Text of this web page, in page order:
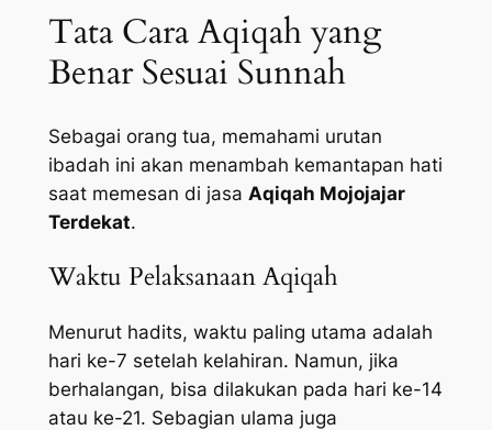
Tata Cara Aqiqah yang
Benar Sesuai Sunnah
Sebagai orang tua, memahami urutan
ibadah ini akan menambah kemantapan hati
saat memesan di jasa Aqiqah Mojojajar
Terdekat.
Waktu Pelaksanaan Aqiqah
Menurut hadits, waktu paling utama adalah
hari ke-7 setelah kelahiran. Namun, jika
berhalangan, bisa dilakukan pada hari ke-14
atau ke-21. Sebagian ulama juga